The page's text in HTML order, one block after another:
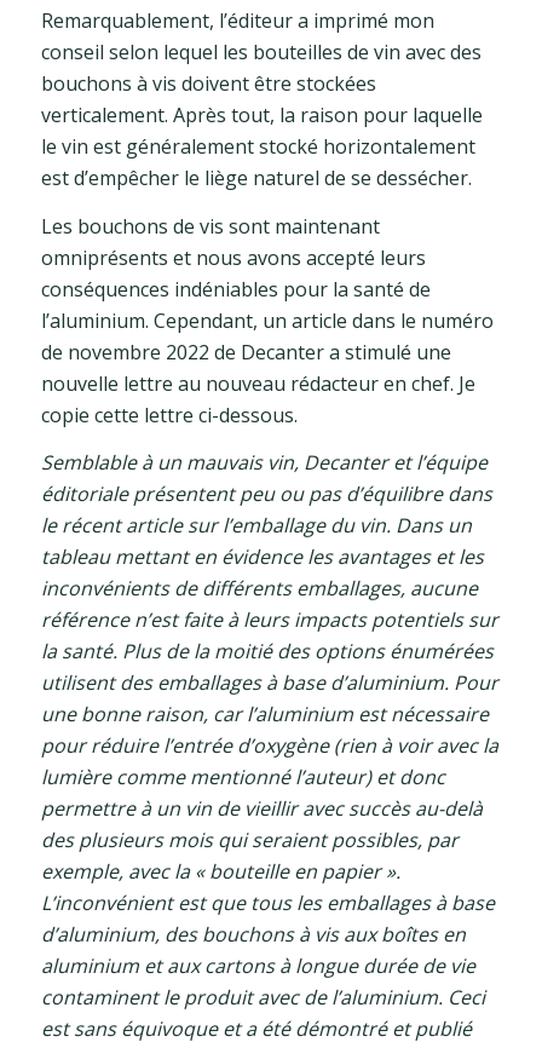
Remarquablement, l’éditeur a imprimé mon
conseil selon lequel les bouteilles de vin avec des
bouchons à vis doivent être stockées
verticalement. Après tout, la raison pour laquelle
le vin est généralement stocké horizontalement
est d’empêcher le liège naturel de se dessécher.
Les bouchons de vis sont maintenant
omniprésents et nous avons accepté leurs
conséquences indéniables pour la santé de
l’aluminium. Cependant, un article dans le numéro
de novembre 2022 de Decanter a stimulé une
nouvelle lettre au nouveau rédacteur en chef. Je
copie cette lettre ci-dessous.
Semblable à un mauvais vin, Decanter et l’équipe
éditoriale présentent peu ou pas d’équilibre dans
le récent article sur l’emballage du vin. Dans un
tableau mettant en évidence les avantages et les
inconvénients de différents emballages, aucune
référence n’est faite à leurs impacts potentiels sur
la santé. Plus de la moitié des options énumérées
utilisent des emballages à base d’aluminium. Pour
une bonne raison, car l’aluminium est nécessaire
pour réduire l’entrée d’oxygène (rien à voir avec la
lumière comme mentionné l’auteur) et donc
permettre à un vin de vieillir avec succès au-delà
des plusieurs mois qui seraient possibles, par
exemple, avec la « bouteille en papier ».
L’inconvénient est que tous les emballages à base
d’aluminium, des bouchons à vis aux boîtes en
aluminium et aux cartons à longue durée de vie
contaminent le produit avec de l’aluminium. Ceci
est sans équivoque et a été démontré et publié